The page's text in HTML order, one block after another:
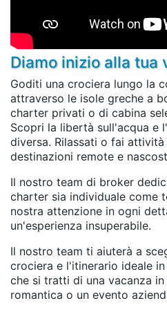
Diamo inizio alla tua
Goditi una crociera lungo la
attraverso le isole greche a
charter privati o di cabina
Scopri la libertà sull'acqua e
diversa. Rilassati o fai
destinazioni remote e
Il nostro team di broker
charter sia individuale come
nostra attenzione in ogni
un'esperienza insuperabile.
Il nostro team ti aiuterà a
crociera e l'itinerario ideale
che si tratti di una vacanza
romantica o un evento